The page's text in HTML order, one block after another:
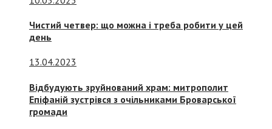
Чистий четвер: що можна і треба робити у цей
день
13.04.2023
Відбудують зруйнований храм: митрополит
Епіфаній зустрівся з очільниками Броварської
громади